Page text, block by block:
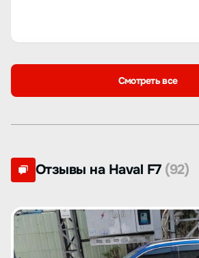
Смотреть все
Отзывы на Haval F7 (92)